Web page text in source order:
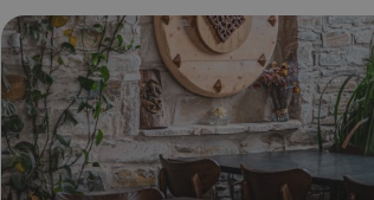
σύνδεσης για έναν
cyprusen.wiz-
guide.com
1 μέρα
Χρησιμοποιείται
εμφανίζει μόνο
διάφορες
take over banner
banners.
Cloudflare Inc.
29 λεπτά 53
δευτερόλεπτα
Αυτό το cookie